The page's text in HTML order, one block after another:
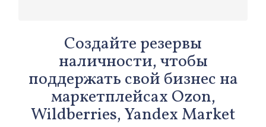
Создайте резервы
наличности, чтобы
поддержать свой бизнес на
маркетплейсах Ozon,
Wildberries, Yandex Market